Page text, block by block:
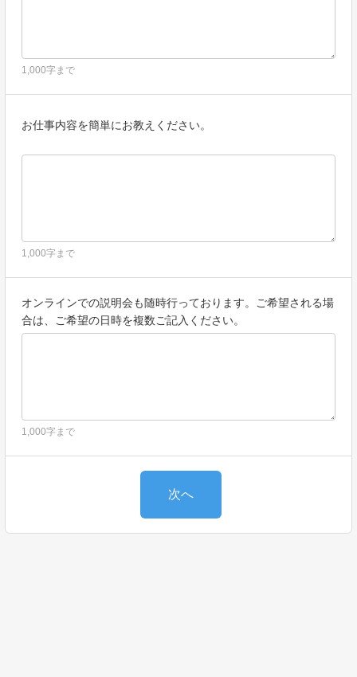
公開された個人情報が事実と異なる場合、訂正や削除に応じま
す。
個人情報の取り扱いに関する苦情に対し、適切・迅速に対処し
本個人情報保護方針は、当サイト内で適用されるものです。
1,000字まで
お仕事内容を簡単にお教えください。
1,000字まで
オンラインでの説明会も随時行っております。ご希望される場
合は、ご希望の日時を複数ご記入ください。
1,000字まで